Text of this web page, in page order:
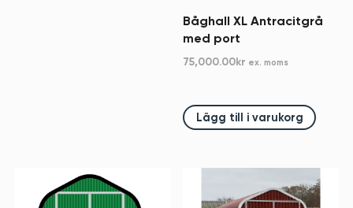
Båghall XL Antracitgrå
med port
75,000.00kr ex. moms
Lägg till i varukorg